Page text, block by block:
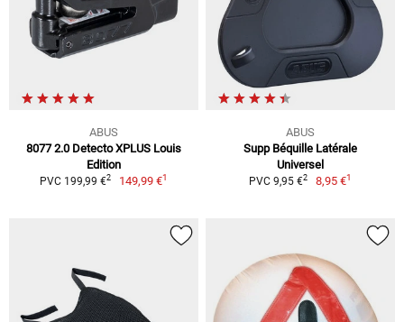
ABUS
8077 2.0 Detecto XPLUS Louis
Edition
PVC 199,99 €2 149,99 €1
ABUS
Supp Béquille Latérale
Universel
PVC 9,95 €2 8,95 €1